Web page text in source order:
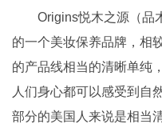
Origins悦木之源（品
的一个美妆保养品牌，相
的产品线相当的清晰单纯
人们身心都可以感受到自
部分的美国人来说是相当